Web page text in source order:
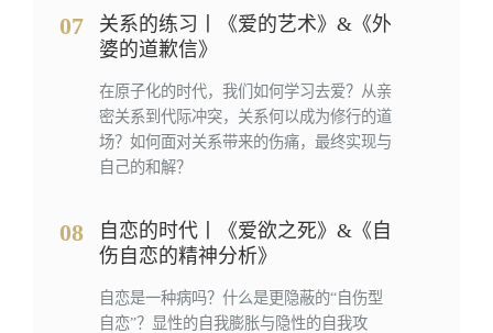
07
关系的练习丨《爱的艺术》&《外
婆的道歉信》
在原子化的时代，我们如何学习去爱？从亲
密关系到代际冲突，关系何以成为修行的道
场？如何面对关系带来的伤痛，最终实现与
自己的和解？
08
自恋的时代丨《爱欲之死》&《自
伤自恋的精神分析》
自恋是一种病吗？什么是更隐蔽的“自伤型
自恋”？显性的自我膨胀与隐性的自我攻